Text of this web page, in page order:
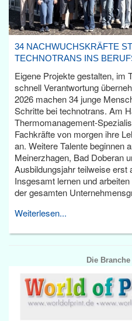
34 NACHWUCHSKRÄFTE
TECHNOTRANS INS
Eigene Projekte gestalten, im
schnell Verantwortung
2026 machen 34 junge
Schritte bei technotrans. Am
Thermomanagement-
Fachkräfte von morgen ihre
an. Weitere Talente beginnen
Meinerzhagen, Bad Doberan
Ausbildungsjahr teilweise erst
Insgesamt lernen und
der gesamten
Weiterlesen...
Die